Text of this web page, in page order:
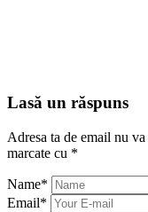
Lasă un răspuns
Adresa ta de email nu
marcate cu *
Name*
Email*